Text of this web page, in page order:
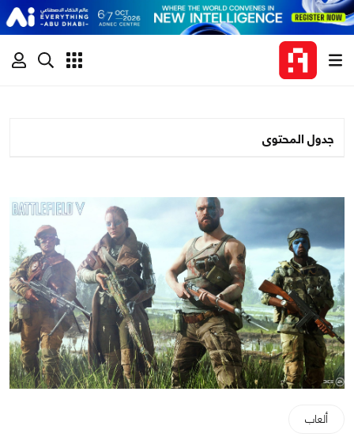
جدول المحتوى
ألعاب